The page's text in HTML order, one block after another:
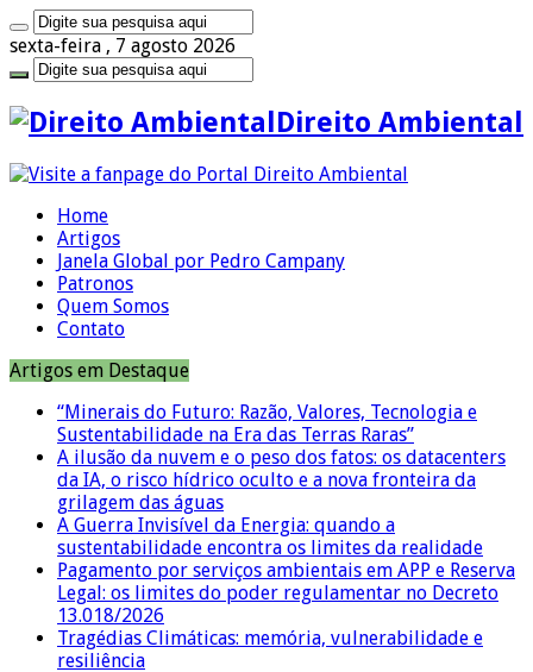
sexta-feira , 7 agosto 2026
Direito Ambiental
Home
Artigos
Janela Global por Pedro Campany
Patronos
Quem Somos
Contato
Artigos em Destaque
“Minerais do Futuro: Razão, Valores, Tecnologia e
Sustentabilidade na Era das Terras Raras”
A ilusão da nuvem e o peso dos fatos: os datacenters
da IA, o risco hídrico oculto e a nova fronteira da
grilagem das águas
A Guerra Invisível da Energia: quando a
sustentabilidade encontra os limites da realidade
Pagamento por serviços ambientais em APP e Reserva
Legal: os limites do poder regulamentar no Decreto
13.018/2026
Tragédias Climáticas: memória, vulnerabilidade e
resiliência